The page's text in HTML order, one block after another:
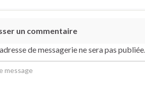
un commentaire
de messagerie ne sera pas publiée.